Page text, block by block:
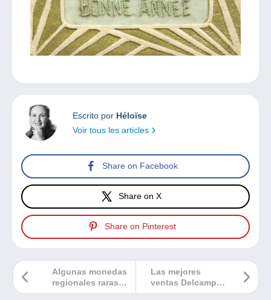
Escrito por Héloïse
Voir tous les articles
Share on Facebook
Share on X
Share on Pinterest
Las mejores
ventas Delcampe
febrero 2025
Algunas monedas
regionales raras
de Italia